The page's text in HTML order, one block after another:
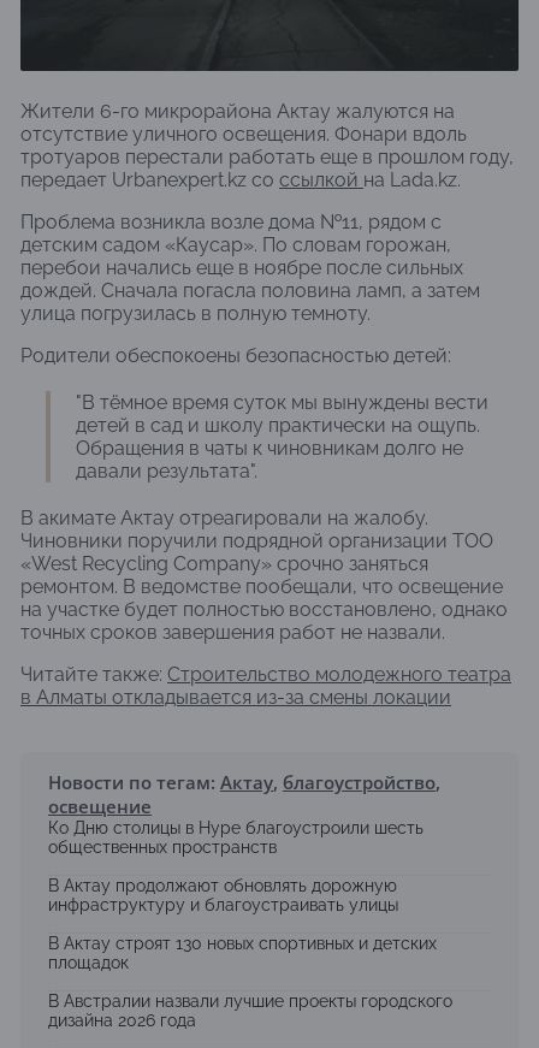
Жители 6-го микрорайона Актау жалуются на
отсутствие уличного освещения. Фонари вдоль
тротуаров перестали работать еще в прошлом году,
передает Urbanexpert.kz со ссылкой на Lada.kz.
Проблема возникла возле дома №11, рядом с
детским садом «Каусар». По словам горожан,
перебои начались еще в ноябре после сильных
дождей. Сначала погасла половина ламп, а затем
улица погрузилась в полную темноту.
Родители обеспокоены безопасностью детей:
"В тёмное время суток мы вынуждены вести
детей в сад и школу практически на ощупь.
Обращения в чаты к чиновникам долго не
давали результата".
В акимате Актау отреагировали на жалобу.
Чиновники поручили подрядной организации ТОО
«West Recycling Company» срочно заняться
ремонтом. В ведомстве пообещали, что освещение
на участке будет полностью восстановлено, однако
точных сроков завершения работ не назвали.
Читайте также: Строительство молодежного театра
в Алматы откладывается из-за смены локации
Новости по тегам: Актау, благоустройство,
освещение
Ко Дню столицы в Нуре благоустроили шесть
общественных пространств
В Актау продолжают обновлять дорожную
инфраструктуру и благоустраивать улицы
В Актау строят 130 новых спортивных и детских
площадок
В Австралии назвали лучшие проекты городского
дизайна 2026 года